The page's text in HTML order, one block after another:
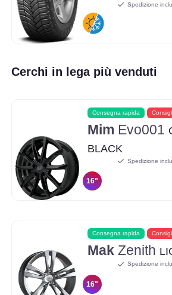
Spedizione
Cerchi in lega più venduti
Consegna rapida
Mim Evo001
BLACK
16"
Spedizione
Consegna rapida
Mak Zenith
16"
Spedizione